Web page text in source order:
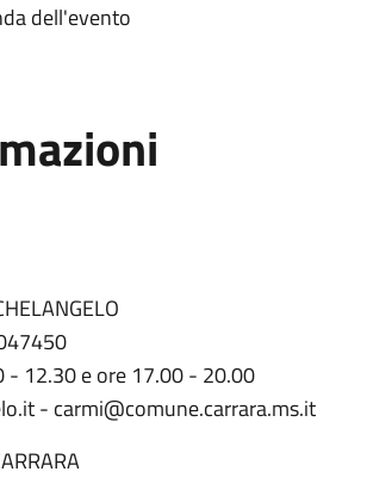
dell'evento
- 12.30 e ore 17.00 - 20.00
- carmi@comune.carrara.ms.it